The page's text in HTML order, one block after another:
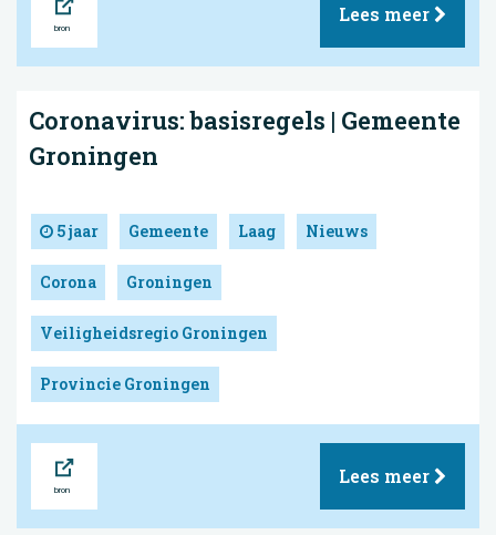
Lees meer
Coronavirus: basisregels | Gemeente
Groningen
5 jaar Gemeente Laag Nieuws
Corona Groningen
Veiligheidsregio Groningen
Provincie Groningen
Lees meer